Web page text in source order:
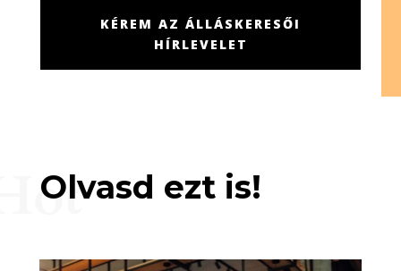
KÉREM AZ ÁLLÁSKERESŐI
HÍRLEVELET
Olvasd ezt is!